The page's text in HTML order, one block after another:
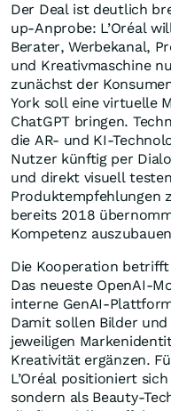
Der Deal ist deutlich
up-Anprobe: L’Oréal
Berater, Werbekanal,
und Kreativmaschine
zunächst der
York soll eine virtuelle
ChatGPT bringen.
die AR- und KI-
Nutzer künftig per
und direkt visuell
Produktempfehlungen
bereits 2018
Kompetenz
Die Kooperation
Das neueste OpenAI-
interne GenAI-
Damit sollen Bilder
jeweiligen
Kreativität ergänzen.
L’Oréal positioniert
sondern als Beauty-